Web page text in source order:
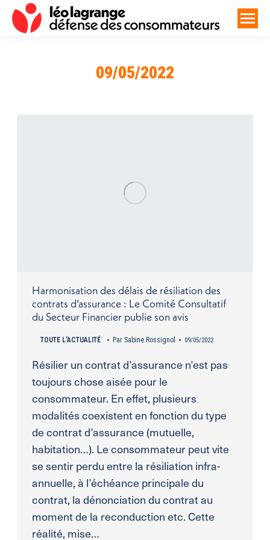
09/05/2022
Harmonisation des délais de résiliation des
contrats d’assurance : Le Comité Consultatif
du Secteur Financier publie son avis
TOUTE L'ACTUALITÉ Par Sabine Rossignol 09/05/2022
Résilier un contrat d’assurance n’est pas
toujours chose aisée pour le
consommateur. En effet, plusieurs
modalités coexistent en fonction du type
de contrat d’assurance (mutuelle,
habitation…). Le consommateur peut vite
se sentir perdu entre la résiliation infra-
annuelle, à l’échéance principale du
contrat, la dénonciation du contrat au
moment de la reconduction etc. Cette
réalité, mise…